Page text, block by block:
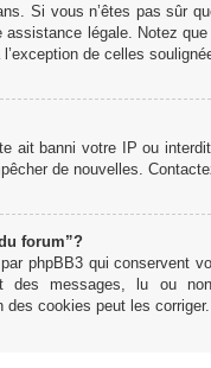
Si vous n’êtes pas sûr
légale. Notez
de celles
ait banni votre IP ou
de nouvelles.
forum”?
phpBB3 qui conservent
des messages, lu ou
des cookies peut les corriger.